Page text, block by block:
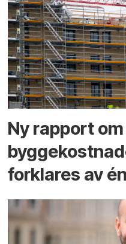
Ny rapport
forklares av